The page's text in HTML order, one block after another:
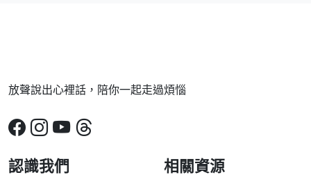
放聲說出心裡話，陪你一起走過煩惱
認識我們 相關資源